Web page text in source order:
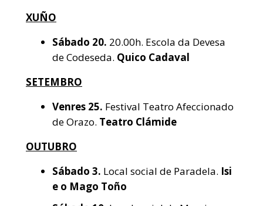
XUÑO
Sábado 20. 20.00h. Escola da Devesa
de Codeseda. Quico Cadaval
SETEMBRO
Venres 25. Festival Teatro Afeccionado
de Orazo. Teatro Clámide
OUTUBRO
Sábado 3. Local social de Paradela. Isi
e o Mago Toño